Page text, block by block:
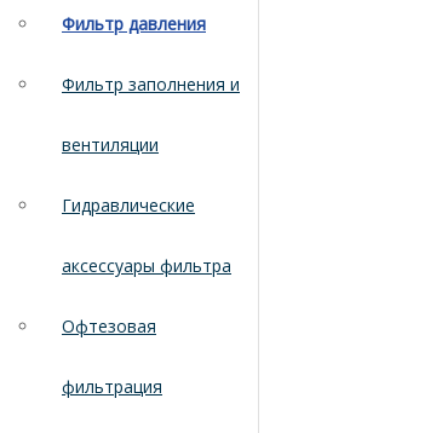
Фильтр давления
Фильтр заполнения и
вентиляции
Гидравлические
аксессуары фильтра
Офтезовая
фильтрация